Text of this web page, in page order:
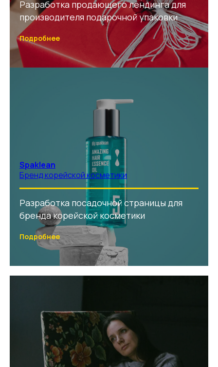
Разработка продающего лендинга для
производителя подарочной упаковки
Подробнее
Spaklean
Бренд корейской косметики
Разработка посадочной страницы для
бренда корейской косметики
Подробнее